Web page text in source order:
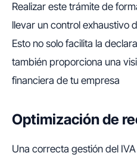
Realizar este trámite de
llevar un control exhaustivo
Esto no solo facilita la
también proporciona una
financiera de tu empresa
Optimización de
Una correcta gestión del